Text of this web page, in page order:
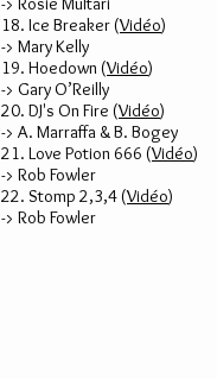
18. Ice Breaker (Vidéo)
-> Mary Kelly
19. Hoedown (Vidéo)
-> Gary O’Reilly
20. DJ's On Fire (Vidéo)
-> A. Marraffa & B. Bogey
21. Love Potion 666 (Vidéo)
-> Rob Fowler
22. Stomp 2,3,4 (Vidéo)
-> Rob Fowler